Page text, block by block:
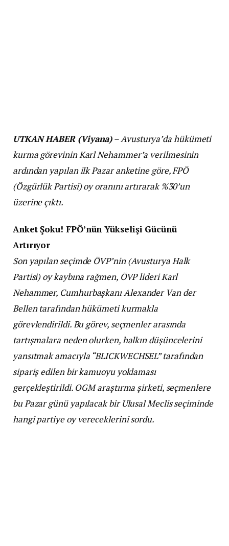
UTKAN HABER (Viyana)– Avusturya’da hükümeti
kurma görevinin Karl Nehammer’a verilmesinin
ardından yapılan ilk Pazar anketine göre, FPÖ
(Özgürlük Partisi) oy oranını artırarak %30’un
üzerine çıktı.
Anket Şoku! FPÖ’nün Yükselişi Gücünü
Artırıyor
Son yapılan seçimde ÖVP’nin (Avusturya Halk
Partisi) oy kaybına rağmen, ÖVP lideri Karl
Nehammer, Cumhurbaşkanı Alexander Van der
Bellen tarafından hükümeti kurmakla
görevlendirildi. Bu görev, seçmenler arasında
tartışmalara neden olurken, halkın düşüncelerini
yansıtmak amacıyla “BLICKWECHSEL” tarafından
sipariş edilen bir kamuoyu yoklaması
gerçekleştirildi. OGM araştırma şirketi, seçmenlere
bu Pazar günü yapılacak bir Ulusal Meclis seçiminde
hangi partiye oy vereceklerini sordu.